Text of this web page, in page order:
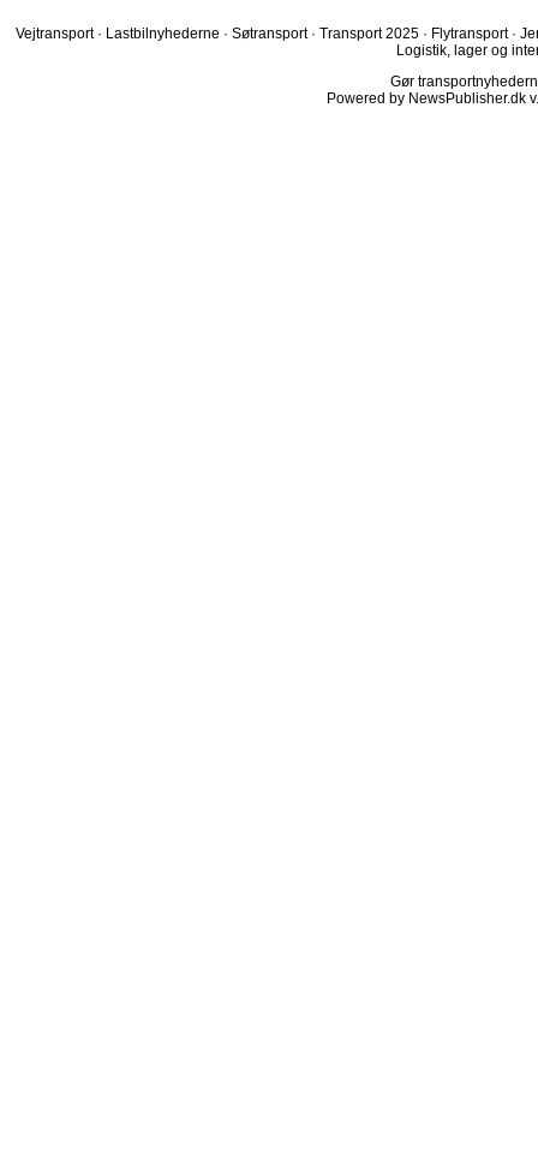
Vejtransport · Lastbilnyhederne · Søtransport · Transport 2025 · Flytransport ·
Logistik, lager og
Gør
Powered by NewsPublisher.dk